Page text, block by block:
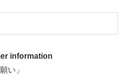
information
い」